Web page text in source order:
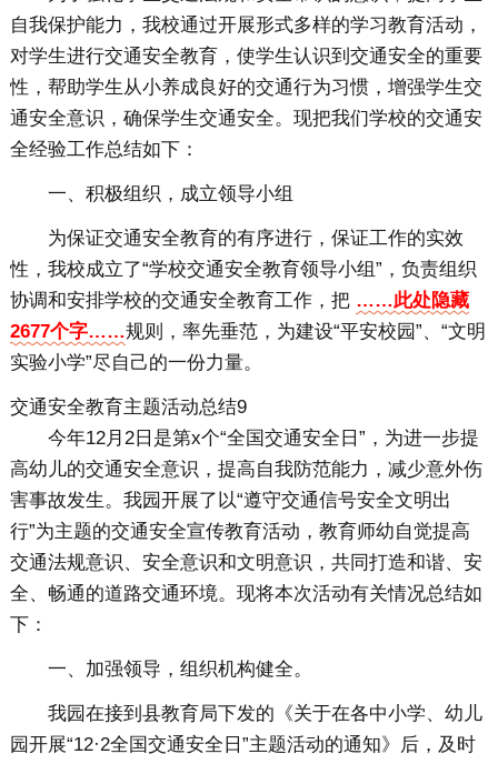
自我保护能力，我校通过开展形式多样的学习教育活动，
对学生进行交通安全教育，使学生认识到交通安全的重要
性，帮助学生从小养成良好的交通行为习惯，增强学生交
通安全意识，确保学生交通安全。现把我们学校的交通安
全经验工作总结如下：
一、积极组织，成立领导小组
为保证交通安全教育的有序进行，保证工作的实效
性，我校成立了“学校交通安全教育领导小组”，负责组织
协调和安排学校的交通安全教育工作，把 ……此处隐藏
2677个字……规则，率先垂范，为建设“平安校园”、“文明
实验小学”尽自己的一份力量。
交通安全教育主题活动总结9
今年12月2日是第x个“全国交通安全日”，为进一步提
高幼儿的交通安全意识，提高自我防范能力，减少意外伤
害事故发生。我园开展了以“遵守交通信号安全文明出
行”为主题的交通安全宣传教育活动，教育师幼自觉提高
交通法规意识、安全意识和文明意识，共同打造和谐、安
全、畅通的道路交通环境。现将本次活动有关情况总结如
下：
一、加强领导，组织机构健全。
我园在接到县教育局下发的《关于在各中小学、幼儿
园开展“12·2全国交通安全日”主题活动的通知》后，及时